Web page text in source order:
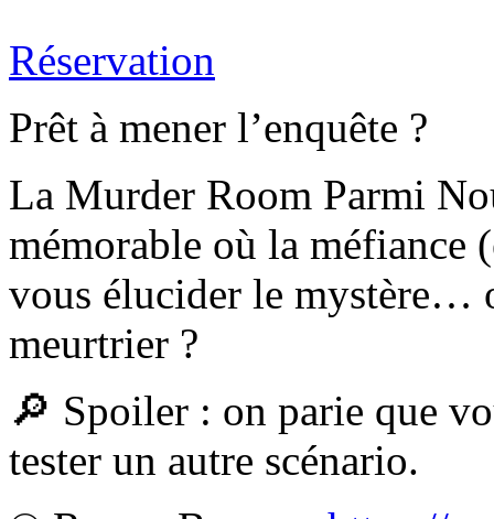
Réservation
Prêt à mener l’enquête ?
La Murder Room Parmi
mémorable où la méfiance
vous élucider le mystère…
meurtrier ?
🔎 Spoiler : on parie que
tester un autre scénario.